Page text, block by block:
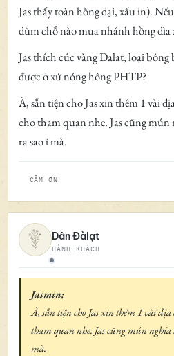
Jas thấy toàn hồng dại, xấu ỉn).
dùm chỗ nào mua nhánh hồng
Jas thích cúc vàng Dalat, loại
được ở xứ nóng hông PHTP?
À, sẵn tiện cho Jas xin thêm 1 vài
cho tham quan nhe. Jas cũng
ra sao í mà.
CẢM ƠN
Ngoại tuyến
Dân Đàlạt
HÀNH KHÁCH
Jasmin:
À, sẵn tiện cho Jas xin thêm 1 vài
tham quan nhe. Jas cũng mún
mà.